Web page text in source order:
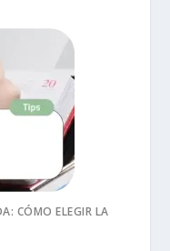
CÓMO ELEGIR LA